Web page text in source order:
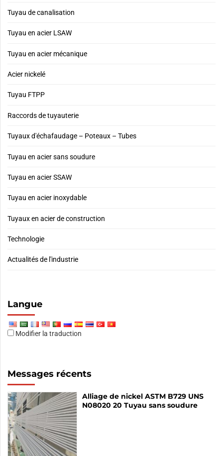
Tuyau de canalisation
Tuyau en acier LSAW
Tuyau en acier mécanique
Acier nickelé
Tuyau FTPP
Raccords de tuyauterie
Tuyaux d'échafaudage – Poteaux – Tubes
Tuyau en acier sans soudure
Tuyau en acier SSAW
Tuyau en acier inoxydable
Tuyaux en acier de construction
Technologie
Actualités de l'industrie
Langue
Modifier la traduction
Messages récents
Alliage de nickel ASTM B729 UNS
N08020 20 Tuyau sans soudure